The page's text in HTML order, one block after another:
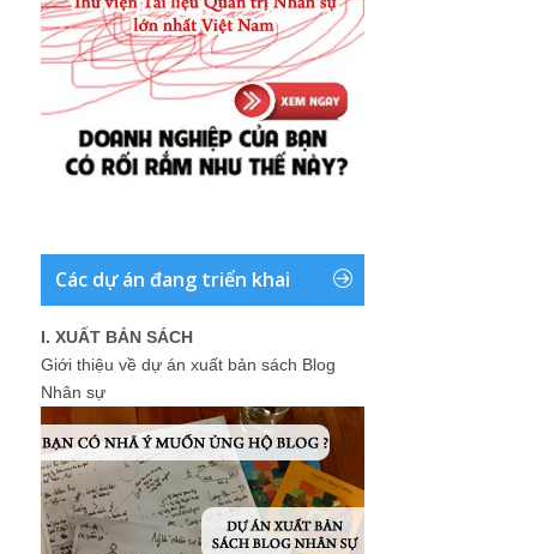
Các dự án đang triển khai
I. XUẤT BẢN SÁCH
Giới thiệu về dự án xuất bản sách Blog
Nhân sự